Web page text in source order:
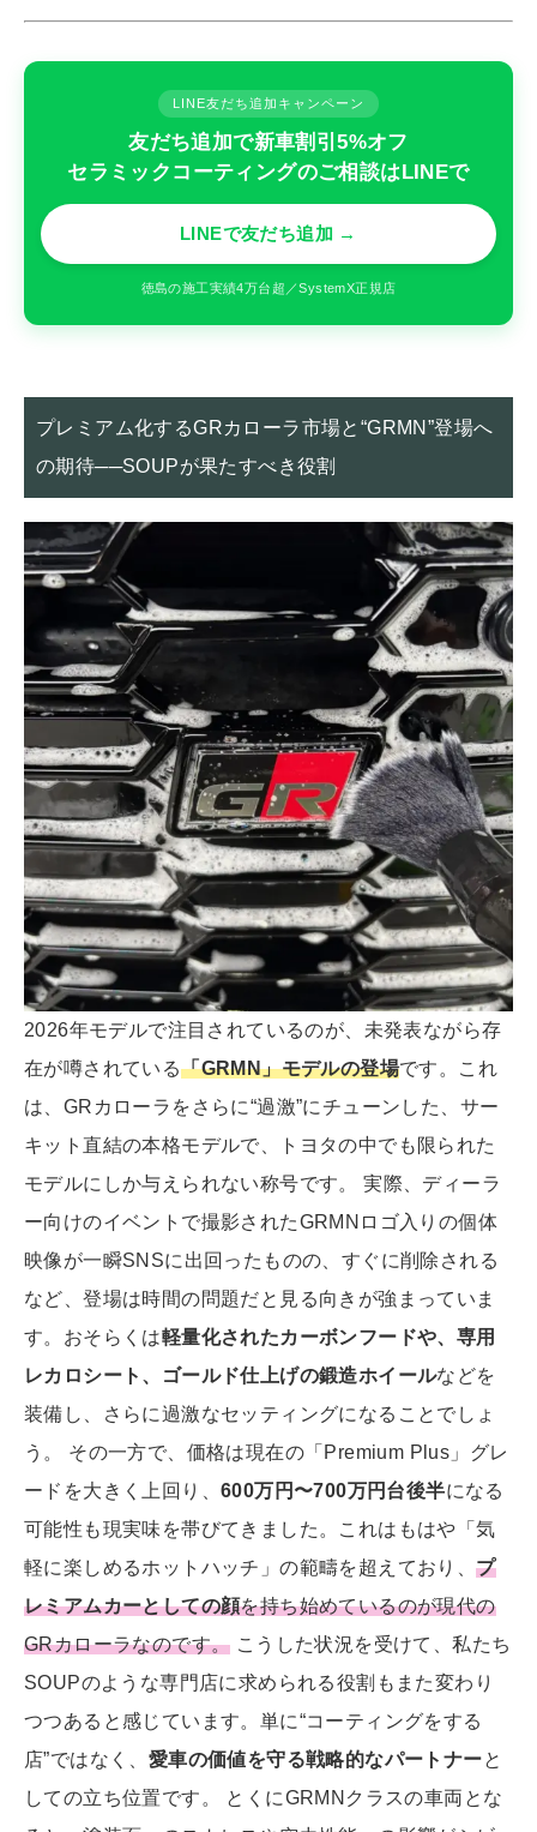
LINE友だち追加キャンペーン
友だち追加で新車割引5%オフ
セラミックコーティングのご相談はLINEで
LINEで友だち追加 →
徳島の施工実績4万台超／SystemX正規店
プレミアム化するGRカローラ市場と“GRMN”登場へ
の期待──SOUPが果たすべき役割
2026年モデルで注目されているのが、未発表ながら存
在が噂されている「GRMN」モデルの登場です。これ
は、GRカローラをさらに“過激”にチューンした、サー
キット直結の本格モデルで、トヨタの中でも限られた
モデルにしか与えられない称号です。 実際、ディーラ
ー向けのイベントで撮影されたGRMNロゴ入りの個体
映像が一瞬SNSに出回ったものの、すぐに削除される
など、登場は時間の問題だと見る向きが強まっていま
す。おそらくは軽量化されたカーボンフードや、専用
レカロシート、ゴールド仕上げの鍛造ホイールなどを
装備し、さらに過激なセッティングになることでしょ
う。 その一方で、価格は現在の「Premium Plus」グレ
ードを大きく上回り、 600万円〜700万円台後半になる
可能性も現実味を帯びてきました。これはもはや「気
軽に楽しめるホットハッチ」の範疇を超えており、プ
レミアムカーとしての顔を持ち始めているのが現代の
GRカローラなのです。 こうした状況を受けて、私たち
SOUPのような専門店に求められる役割もまた変わり
つつあると感じています。単に“コーティングをする
店”ではなく、 愛車の価値を守る戦略的なパートナーと
しての立ち位置です。 とくにGRMNクラスの車両とな